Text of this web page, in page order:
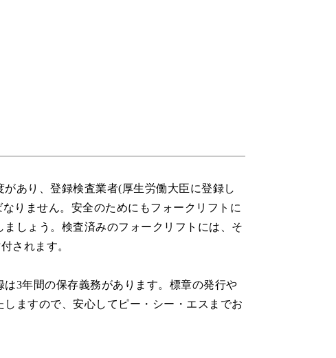
あり、登録検査業者(厚生労働大臣に登録し
りません。安全のためにもフォークリフトに
しょう。検査済みのフォークリフトには、そ
されます。
3年間の保存義務があります。標章の発行や
ますので、安心してピー・シー・エスまでお